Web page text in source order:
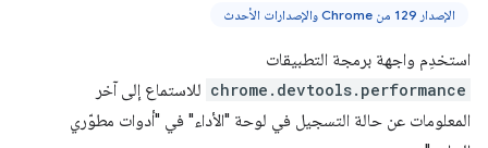
الإصدار 129 من Chrome والإصدارات الأحدث
استخدِم واجهة برمجة التطبيقات
chrome.devtools.performance للاستماع إلى آخر
المعلومات عن حالة التسجيل في لوحة "الأداء" في "أدوات مطوّري